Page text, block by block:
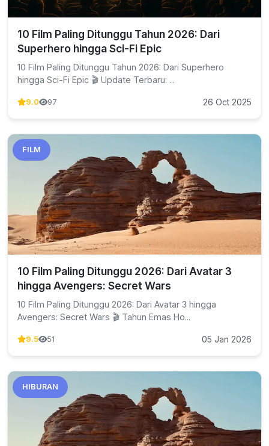
10 Film Paling Ditunggu Tahun 2026: Dari
Superhero hingga Sci-Fi Epic
10 Film Paling Ditunggu Tahun 2026: Dari Superhero
hingga Sci-Fi Epic 🎬 Update Terbaru: ...
9.0 97 26 Oct 2025
FILM
10 Film Paling Ditunggu 2026: Dari Avatar 3
hingga Avengers: Secret Wars
10 Film Paling Ditunggu 2026: Dari Avatar 3 hingga
Avengers: Secret Wars 🎬 Tahun Emas Ho...
9.5 51 05 Jan 2026
HIBURAN